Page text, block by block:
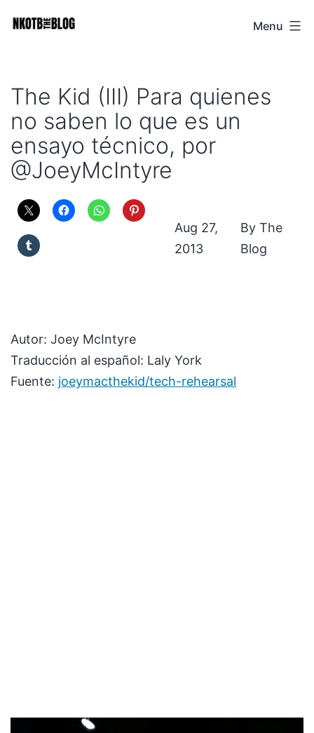
NKOTB
Menu
The Kid (III) Para quienes
no saben lo que es un
ensayo técnico, por
@JoeyMcIntyre
Aug 27,
2013
The
Blog
Autor: Joey McIntyre
Traducción al español: Laly York
Fuente: joeymacthekid/tech-rehearsal